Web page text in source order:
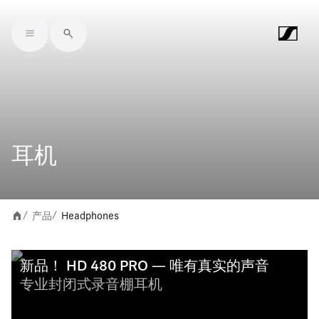
耳机
/ 产品/ Headphones
新品！ HD 480 PRO — 唯有真实的声音
专业封闭式录音棚耳机